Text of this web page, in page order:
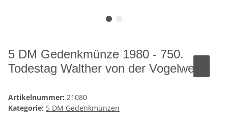
5 DM Gedenkmünze 1980 - 750.
Todestag Walther von der Vogelweide
Artikelnummer: 21080
Kategorie: 5 DM Gedenkmünzen